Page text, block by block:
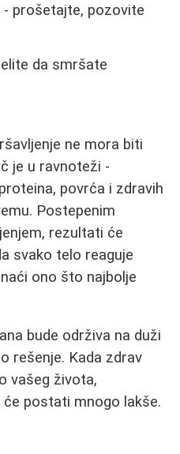
prošetajte, pozovite
da smršate
ne mora biti
je u ravnoteži -
povrća i zdravih
Postepenim
rezultati će
svako telo reaguje
ono što najbolje
bude održiva na duži
rešenje. Kada zdrav
vašeg života,
postati mnogo lakše.